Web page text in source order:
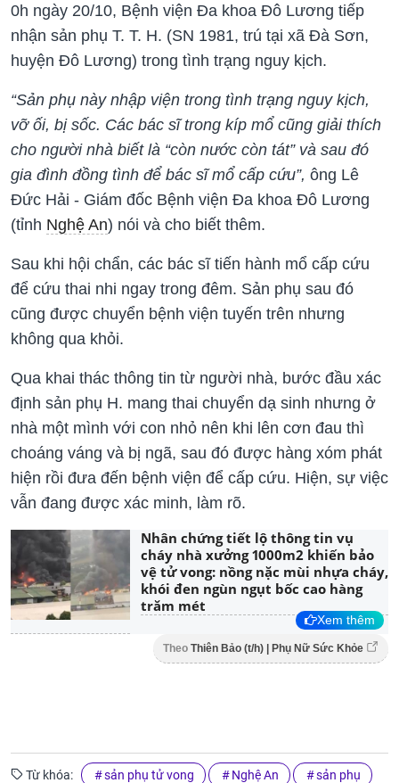
0h ngày 20/10, Bệnh viện Đa khoa Đô Lương tiếp
nhận sản phụ T. T. H. (SN 1981, trú tại xã Đà Sơn,
huyện Đô Lương) trong tình trạng nguy kịch.
“Sản phụ này nhập viện trong tình trạng nguy kịch,
vỡ ối, bị sốc. Các bác sĩ trong kíp mổ cũng giải thích
cho người nhà biết là “còn nước còn tát” và sau đó
gia đình đồng tình để bác sĩ mổ cấp cứu”, ông Lê
Đức Hải - Giám đốc Bệnh viện Đa khoa Đô Lương
(tỉnh Nghệ An) nói và cho biết thêm.
Sau khi hội chẩn, các bác sĩ tiến hành mổ cấp cứu
để cứu thai nhi ngay trong đêm. Sản phụ sau đó
cũng được chuyển bệnh viện tuyến trên nhưng
không qua khỏi.
Qua khai thác thông tin từ người nhà, bước đầu xác
định sản phụ H. mang thai chuyển dạ sinh nhưng ở
nhà một mình với con nhỏ nên khi lên cơn đau thì
choáng váng và bị ngã, sau đó được hàng xóm phát
hiện rồi đưa đến bệnh viện để cấp cứu. Hiện, sự việc
vẫn đang được xác minh, làm rõ.
Nhân chứng tiết lộ thông tin vụ
cháy nhà xưởng 1000m2 khiến bảo
vệ tử vong: nồng nặc mùi nhựa cháy,
khói đen ngùn ngụt bốc cao hàng
trăm mét
Xem thêm
Theo Thiên Bảo (t/h) | Phụ Nữ Sức Khỏe
Từ khóa: sản phụ tử vong Nghệ An sản phụ